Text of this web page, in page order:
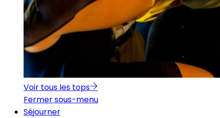
Voir tous les tops
Fermer sous-menu
Séjourner